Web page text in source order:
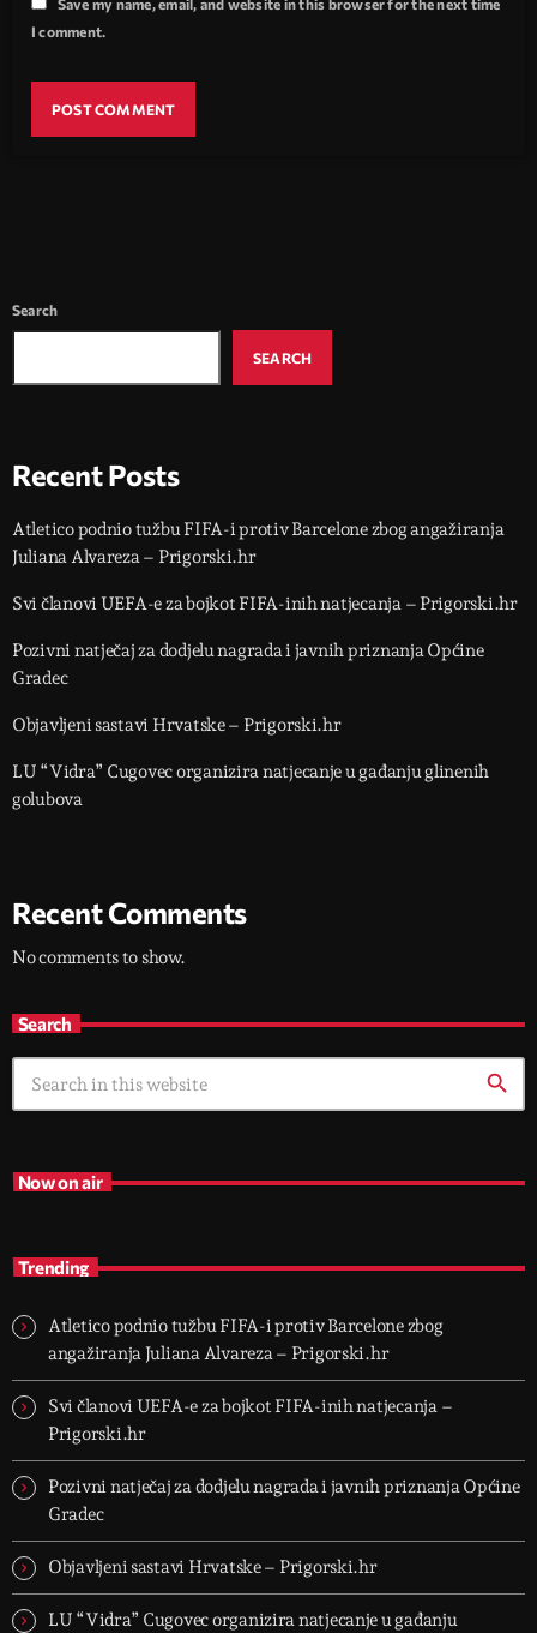
Save my name, email, and website in this browser for the next time
I comment.
Search
SEARCH
Recent Posts
Atletico podnio tužbu FIFA-i protiv Barcelone zbog angažiranja
Juliana Alvareza – Prigorski.hr
Svi članovi UEFA-e za bojkot FIFA-inih natjecanja – Prigorski.hr
Pozivni natječaj za dodjelu nagrada i javnih priznanja Općine
Gradec
Objavljeni sastavi Hrvatske – Prigorski.hr
LU “Vidra” Cugovec organizira natjecanje u gađanju glinenih
golubova
Recent Comments
No comments to show.
Search
search
Now on air
Trending
Atletico podnio tužbu FIFA-i protiv Barcelone zbog
angažiranja Juliana Alvareza – Prigorski.hr
Svi članovi UEFA-e za bojkot FIFA-inih natjecanja –
Prigorski.hr
Pozivni natječaj za dodjelu nagrada i javnih priznanja Općine
Gradec
Objavljeni sastavi Hrvatske – Prigorski.hr
LU “Vidra” Cugovec organizira natjecanje u gađanju